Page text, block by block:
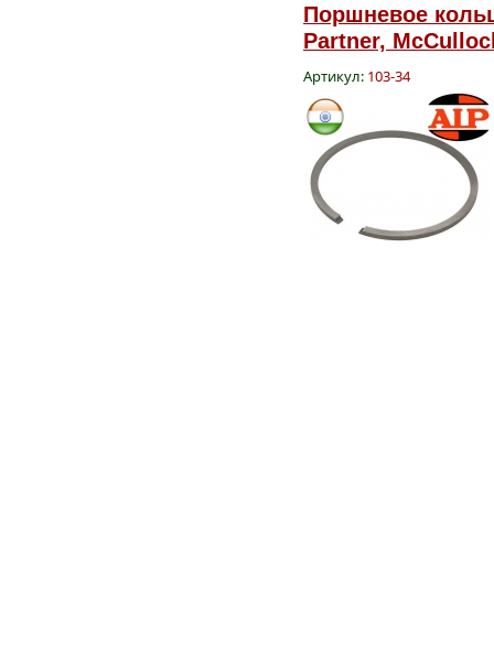
Поршневое
Partner,
Артикул: 103-34